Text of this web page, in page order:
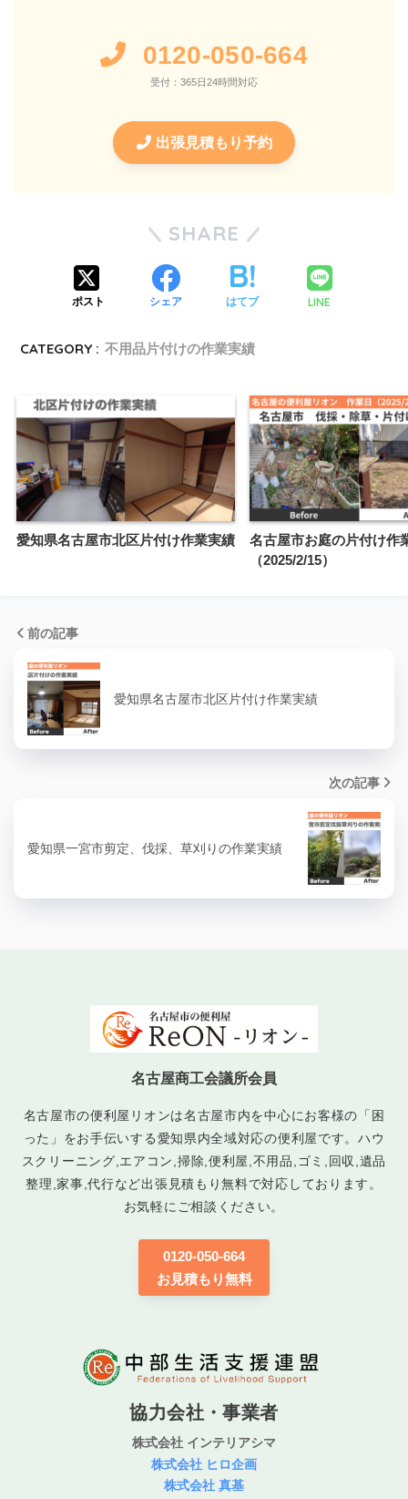
0120-050-664
受付：365日24時間対応
出張見積もり予約
SHARE
ポスト シェア はてブ LINE
CATEGORY : 不用品片付けの作業実績
愛知県名古屋市北区片付け作業実績
名古屋市お庭の片付け作
（2025/2/15）
前の記事
愛知県名古屋市北区片付け作業実績
次の記事
愛知県一宮市剪定、伐採、草刈りの作業実績
名古屋商工会議所会員
名古屋市の便利屋リオンは名古屋市内を中心にお客様の「困
った」をお手伝いする愛知県内全域対応の便利屋です。ハウ
スクリーニング,エアコン,掃除,便利屋,不用品,ゴミ,回収,遺品
整理,家事,代行など出張見積もり無料で対応しております。
お気軽にご相談ください。
0120-050-664
お見積もり無料
協力会社・事業者
株式会社 インテリアシマ
株式会社 ヒロ企画
株式会社 真基